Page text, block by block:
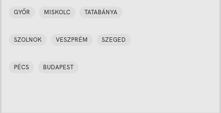
GYŐR MISKOLC TATABÁNYA
SZOLNOK VESZPRÉM SZEGED
PÉCS BUDAPEST